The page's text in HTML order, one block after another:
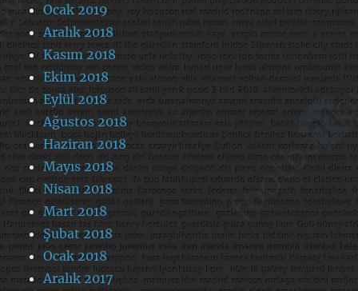
Ocak 2019
Aralık 2018
Kasım 2018
Ekim 2018
Eylül 2018
Ağustos 2018
Haziran 2018
Mayıs 2018
Nisan 2018
Mart 2018
Şubat 2018
Ocak 2018
Aralık 2017